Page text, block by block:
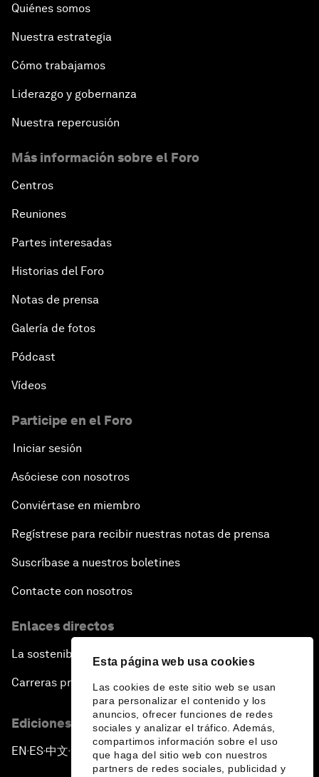
Esta página web usa cookies
Las cookies de este sitio web se usan
para personalizar el contenido y los
anuncios, ofrecer funciones de redes
sociales y analizar el tráfico. Además,
compartimos información sobre el uso
que haga del sitio web con nuestros
partners de redes sociales, publicidad y
Quiénes somos
Nuestra estrategia
Cómo trabajamos
Liderazgo y gobernanza
Nuestra repercusión
Más información sobre el Foro
Centros
Reuniones
Partes interesadas
Historias del Foro
Notas de prensa
Galería de fotos
Pódcast
Vídeos
Participe en el Foro
Iniciar sesión
Asóciese con nosotros
Conviértase en miembro
Regístrese para recibir nuestras notas de prensa
Suscríbase a nuestros boletines
Contacte con nosotros
Enlaces directos
La sostenibilidad en el Foro
Carreras profesionales
Ediciones en otros idiomas
EN ▪ES▪中文▪ 日本語